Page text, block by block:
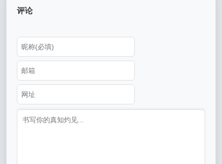
评论